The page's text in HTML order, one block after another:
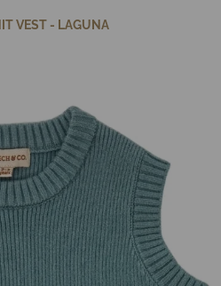
VEST - LAGUNA